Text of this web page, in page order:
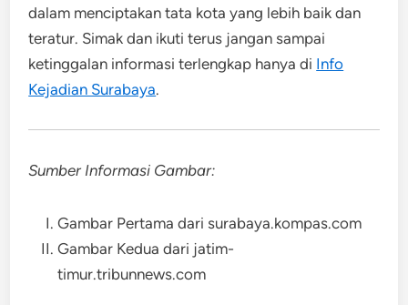
dalam menciptakan tata kota yang lebih baik dan
teratur. Simak dan ikuti terus jangan sampai
ketinggalan informasi terlengkap hanya di Info
Kejadian Surabaya.
Sumber Informasi Gambar:
Gambar Pertama dari surabaya.kompas.com
Gambar Kedua dari jatim-
timur.tribunnews.com